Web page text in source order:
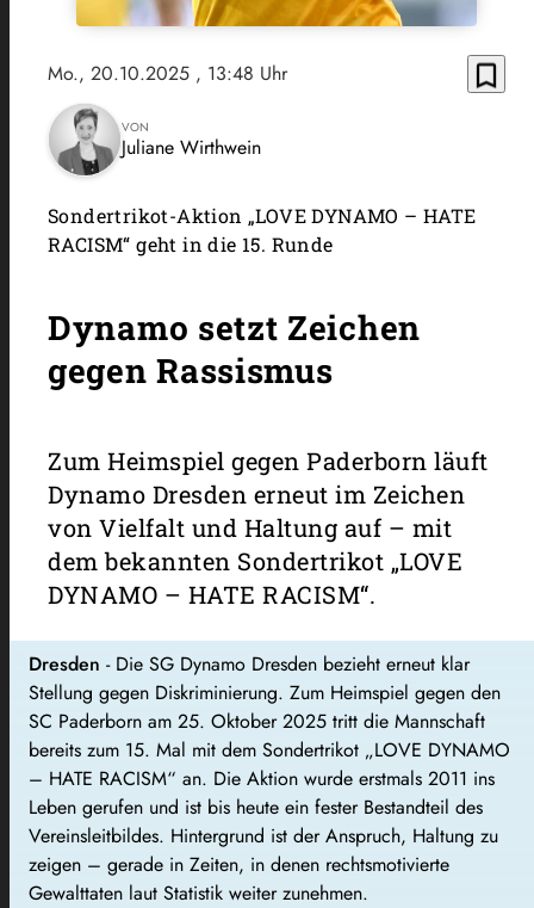
Mo., 20.10.2025 , 13:48 Uhr bookmark_border
VON
Juliane Wirthwein
Sondertrikot-Aktion „LOVE DYNAMO – HATE
RACISM“ geht in die 15. Runde
Dynamo setzt Zeichen
gegen Rassismus
Zum Heimspiel gegen Paderborn läuft
Dynamo Dresden erneut im Zeichen
von Vielfalt und Haltung auf – mit
dem bekannten Sondertrikot „LOVE
DYNAMO – HATE RACISM“.
Dresden - Die SG Dynamo Dresden bezieht erneut klar
Stellung gegen Diskriminierung. Zum Heimspiel gegen den
SC Paderborn am 25. Oktober 2025 tritt die Mannschaft
bereits zum 15. Mal mit dem Sondertrikot „LOVE DYNAMO
– HATE RACISM“ an. Die Aktion wurde erstmals 2011 ins
Leben gerufen und ist bis heute ein fester Bestandteil des
Vereinsleitbildes. Hintergrund ist der Anspruch, Haltung zu
zeigen – gerade in Zeiten, in denen rechtsmotivierte
Gewalttaten laut Statistik weiter zunehmen.